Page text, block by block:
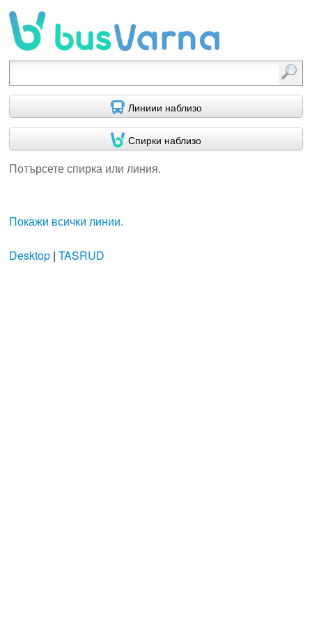
Линиии наблизо
Спирки наблизо
Потърсете спирка или линия.
Покажи всички линии.
Desktop| TASRUD